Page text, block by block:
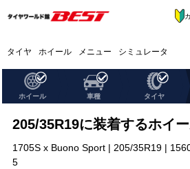
タイヤ ホイール メニュー シミュレータ
ホイール 車種 タイヤ
205/35R19に装着するホイ
1705S x Buono Sport | 205/35R19 |
5